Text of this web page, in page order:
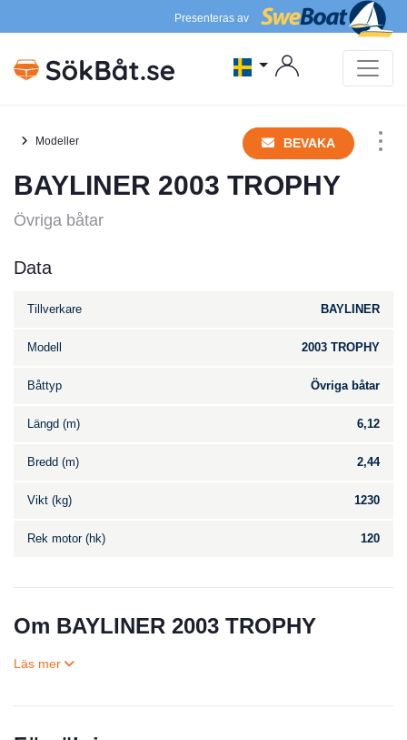
Presenteras av
Modeller BEVAKA
BAYLINER 2003 TROPHY
Övriga båtar
Data
Tillverkare BAYLINER
Modell 2003 TROPHY
Båttyp Övriga båtar
Längd (m) 6,12
Bredd (m) 2,44
Vikt (kg) 1230
Rek motor (hk) 120
Om BAYLINER 2003 TROPHY